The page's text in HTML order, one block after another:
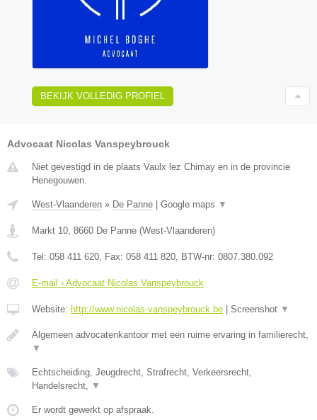
BEKIJK VOLLEDIG PROFIEL
Advocaat Nicolas Vanspeybrouck
Niet gevestigd in de plaats Vaulx lez Chimay en in de provincie
Henegouwen.
West-Vlaanderen » De Panne Google maps ▼
Markt 10 8660 De Panne (West-Vlaanderen)
Tel: 058 411 620 , Fax: 058 411 820 , BTW-nr: 0807.380.092
E-mail › Advocaat Nicolas Vanspeybrouck
Website: http://www.nicolas-vanspeybrouck.be Screenshot ▼
Algemeen advocatenkantoor met een ruime ervaring in familierecht,
▼
Echtscheiding, Jeugdrecht, Strafrecht, Verkeersrecht,
Handelsrecht,
▼
Er wordt gewerkt op afspraak.